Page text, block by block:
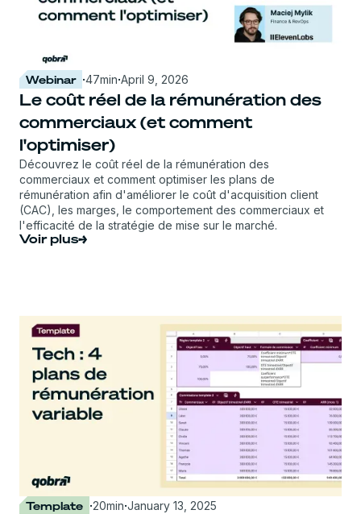
Webinar ·47min·April 9, 2026
Le coût réel de la rémunération des
commerciaux (et comment
l'optimiser)
Découvrez le coût réel de la rémunération des
commerciaux et comment optimiser les plans de
rémunération afin d'améliorer le coût d'acquisition client
(CAC), les marges, le comportement des commerciaux et
l'efficacité de la stratégie de mise sur le marché.
Voir plus
Template ·20min·January 13, 2025